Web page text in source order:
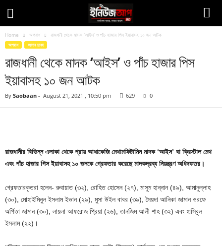
Home অপরাধ রাজধানী থেকে মাদক ‘আইস’ ও পাঁচ হাজার পিস ইয়াবাসহ ১০ জন আটক
অপরাধ আমার ঢাকা
রাজধানী থেকে মাদক ‘আইস’ ও পাঁচ হাজার পিস
ইয়াবাসহ ১০ জন আটক
By Saobaan - August 21, 2021 , 10:50 pm 629 0
রাজধানীর বিভিন্ন এলাকা থেকে প্রায় আধাকেজি মেথামফিটামিন মাদক ‘আইস’ বা ক্রিস্টাল মেথ
এবং পাঁচ হাজার পিস ইয়াবাসহ ১০ জনকে গ্রেফতার করেছে মাদকদ্রব্য নিয়ন্ত্রণ অধিদফতর।
গ্রেফতারকৃতরা হলেন- রুবায়াত (৩২), রোহিত হোসেন (২৭), মাসুম হান্নান (৪৯), আমানুল্লাহ
(৩০), মোহাইমিনুল ইসলাম ইভান (২৯), মুসা উইল বাবর (৩৯), সৈয়দা আনিকা জামান ওরফে
অর্পিতা জামান (৩০), লায়লা আফরোজ প্রিয়া (২৬), তানজিম আলী শাহ (৩২) এবং হাসিবুল
ইসলাম (২২)।